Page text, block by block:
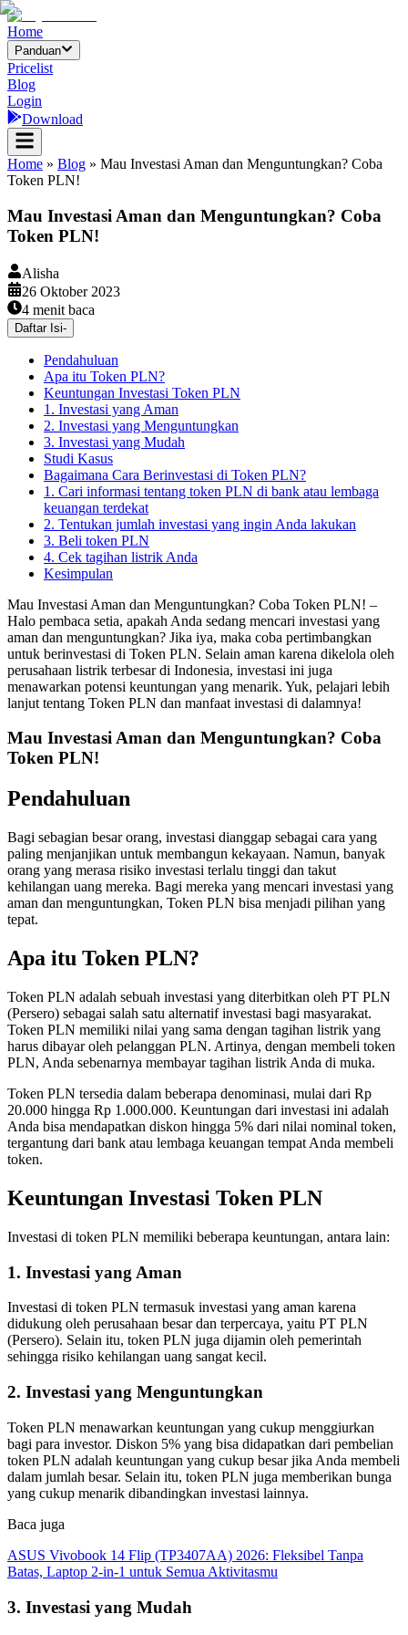
Home
Panduan
Pricelist
Blog
Login
Download
Home » Blog » Mau Investasi Aman dan Menguntungkan? Coba
Token PLN!
Mau Investasi Aman dan Menguntungkan? Coba
Token PLN!
Alisha
26 Oktober 2023
4 menit baca
Daftar Isi-
Pendahuluan
Apa itu Token PLN?
Keuntungan Investasi Token PLN
1. Investasi yang Aman
2. Investasi yang Menguntungkan
3. Investasi yang Mudah
Studi Kasus
Bagaimana Cara Berinvestasi di Token PLN?
1. Cari informasi tentang token PLN di bank atau lembaga
keuangan terdekat
2. Tentukan jumlah investasi yang ingin Anda lakukan
3. Beli token PLN
4. Cek tagihan listrik Anda
Kesimpulan
Mau Investasi Aman dan Menguntungkan? Coba Token PLN! –
Halo pembaca setia, apakah Anda sedang mencari investasi yang
aman dan menguntungkan? Jika iya, maka coba pertimbangkan
untuk berinvestasi di Token PLN. Selain aman karena dikelola oleh
perusahaan listrik terbesar di Indonesia, investasi ini juga
menawarkan potensi keuntungan yang menarik. Yuk, pelajari lebih
lanjut tentang Token PLN dan manfaat investasi di dalamnya!
Mau Investasi Aman dan Menguntungkan? Coba
Token PLN!
Pendahuluan
Bagi sebagian besar orang, investasi dianggap sebagai cara yang
paling menjanjikan untuk membangun kekayaan. Namun, banyak
orang yang merasa risiko investasi terlalu tinggi dan takut
kehilangan uang mereka. Bagi mereka yang mencari investasi yang
aman dan menguntungkan, Token PLN bisa menjadi pilihan yang
tepat.
Apa itu Token PLN?
Token PLN adalah sebuah investasi yang diterbitkan oleh PT PLN
(Persero) sebagai salah satu alternatif investasi bagi masyarakat.
Token PLN memiliki nilai yang sama dengan tagihan listrik yang
harus dibayar oleh pelanggan PLN. Artinya, dengan membeli token
PLN, Anda sebenarnya membayar tagihan listrik Anda di muka.
Token PLN tersedia dalam beberapa denominasi, mulai dari Rp
20.000 hingga Rp 1.000.000. Keuntungan dari investasi ini adalah
Anda bisa mendapatkan diskon hingga 5% dari nilai nominal token,
tergantung dari bank atau lembaga keuangan tempat Anda membeli
token.
Keuntungan Investasi Token PLN
Investasi di token PLN memiliki beberapa keuntungan, antara lain:
1. Investasi yang Aman
Investasi di token PLN termasuk investasi yang aman karena
didukung oleh perusahaan besar dan terpercaya, yaitu PT PLN
(Persero). Selain itu, token PLN juga dijamin oleh pemerintah
sehingga risiko kehilangan uang sangat kecil.
2. Investasi yang Menguntungkan
Token PLN menawarkan keuntungan yang cukup menggiurkan
bagi para investor. Diskon 5% yang bisa didapatkan dari pembelian
token PLN adalah keuntungan yang cukup besar jika Anda membeli
dalam jumlah besar. Selain itu, token PLN juga memberikan bunga
yang cukup menarik dibandingkan investasi lainnya.
Baca juga
ASUS Vivobook 14 Flip (TP3407AA) 2026: Fleksibel Tanpa
Batas, Laptop 2-in-1 untuk Semua Aktivitasmu
3. Investasi yang Mudah